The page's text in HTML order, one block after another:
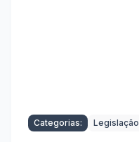
Categorias: Legislação